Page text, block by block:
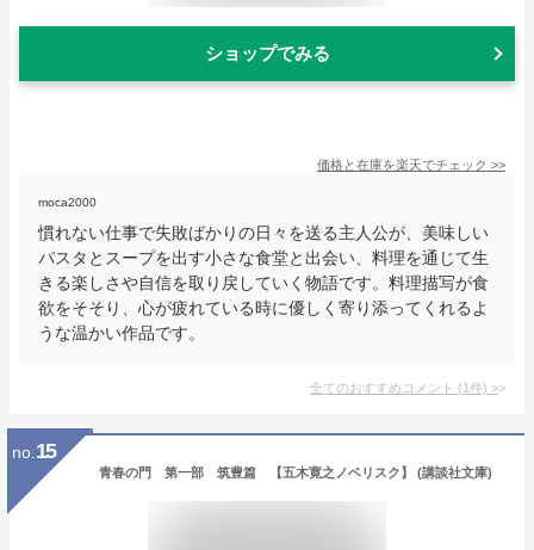
ショップでみる
価格と在庫を楽天でチェック >>
moca2000
慣れない仕事で失敗ばかりの日々を送る主人公が、美味しい
パスタとスープを出す小さな食堂と出会い、料理を通じて生
きる楽しさや自信を取り戻していく物語です。料理描写が食
欲をそそり、心が疲れている時に優しく寄り添ってくれるよ
うな温かい作品です。
全てのおすすめコメント (1件) >
no. 15
青春の門 第一部 筑豊篇 【五木寛之ノベリスク】 (講談社文庫)